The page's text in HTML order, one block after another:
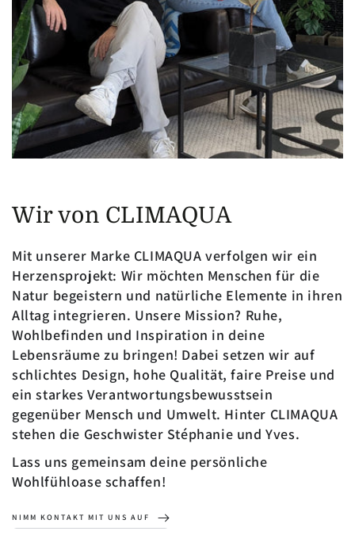
Wir von CLIMAQUA
Mit unserer Marke CLIMAQUA verfolgen wir ein
Herzensprojekt: Wir möchten Menschen für die
Natur begeistern und natürliche Elemente in ihren
Alltag integrieren. Unsere Mission? Ruhe,
Wohlbefinden und Inspiration in deine
Lebensräume zu bringen! Dabei setzen wir auf
schlichtes Design, hohe Qualität, faire Preise und
ein starkes Verantwortungsbewusstsein
gegenüber Mensch und Umwelt. Hinter CLIMAQUA
stehen die Geschwister Stéphanie und Yves.
Lass uns gemeinsam deine persönliche
Wohlfühloase schaffen!
NIMM KONTAKT MIT UNS AUF